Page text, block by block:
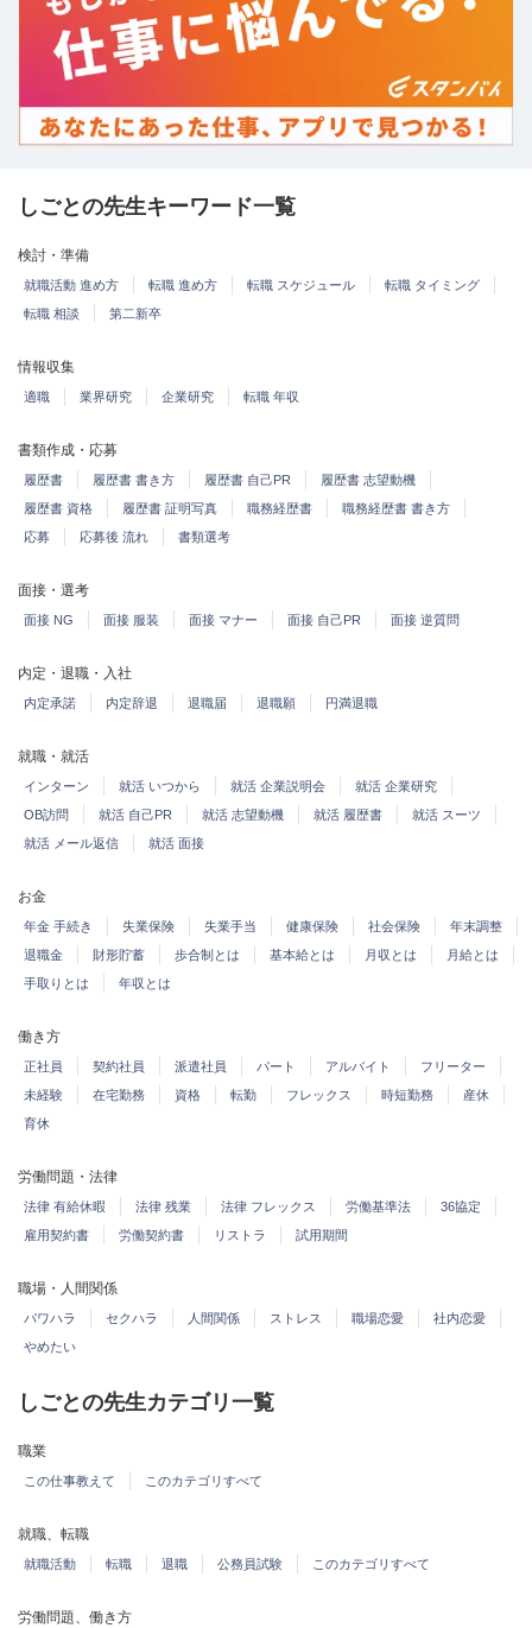
しごとの先生キーワード一覧
検討・準備
就職活動 進め方 転職 進め方 転職 スケジュール
転職 タイミング
転職 相談
第二新卒
情報収集
適職 業界研究 企業研究 転職 年収
書類作成・応募
履歴書 履歴書 書き方 履歴書 自己PR
履歴書 志望動機
履歴書 資格
履歴書 証明写真 職務経歴書
職務経歴書 書き方
応募
応募後 流れ 書類選考
面接・選考
面接 NG 面接 服装 面接 マナー 面接 自己PR 面接 逆質問
内定・退職・入社
内定承諾 内定辞退 退職届 退職願 円満退職
就職・就活
インターン 就活 いつから 就活 企業説明会
就活 企業研究
OB訪問
就活 自己PR 就活 志望動機 就活 履歴書
就活 スーツ
就活 メール返信
就活 面接
お金
年金 手続き 失業保険 失業手当 健康保険 社会保険
年末調整
退職金
財形貯蓄 歩合制とは 基本給とは 月収とは
月給とは
手取りとは
年収とは
働き方
正社員 契約社員 派遣社員 パート アルバイト
フリーター
未経験
在宅勤務 資格 転勤 フレックス 時短勤務
産休
育休
労働問題・法律
法律 有給休暇 法律 残業 法律 フレックス 労働基準法
36協定
雇用契約書
労働契約書 リストラ 試用期間
職場・人間関係
パワハラ セクハラ 人間関係 ストレス 職場恋愛
社内恋愛
やめたい
しごとの先生カテゴリ一覧
職業
この仕事教えて このカテゴリすべて
就職、転職
就職活動 転職 退職 公務員試験 このカテゴリすべて
労働問題、働き方